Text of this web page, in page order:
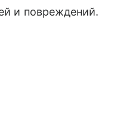
и повреждений.